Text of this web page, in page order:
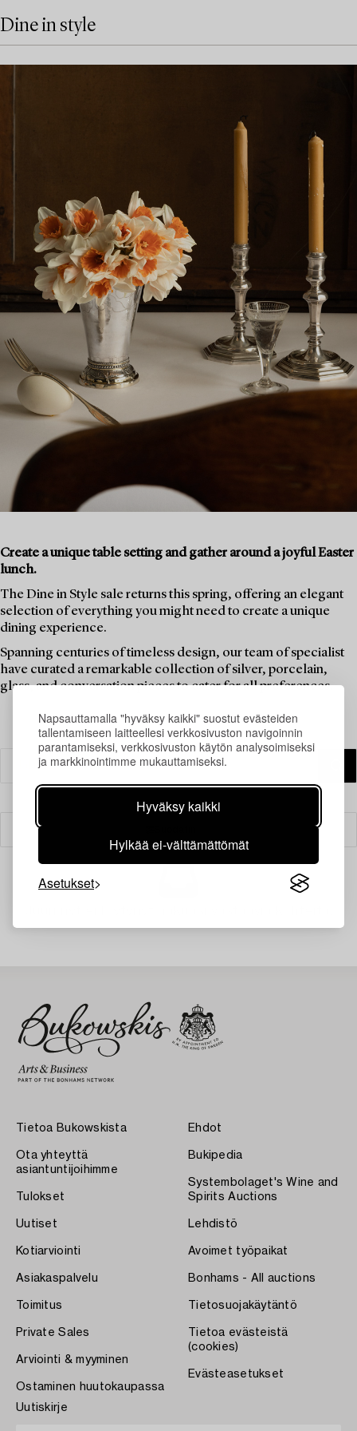
Napsauttamalla "hyväksy kaikki" suostut evästeiden
tallentamiseen laitteellesi verkkosivuston navigoinnin
parantamiseksi, verkkosivuston käytön analysoimiseksi
ja markkinointimme mukauttamiseksi.
Hyväksy kaikki
Hylkää ei-välttämättömät
Asetukset
Dine in style
Create a unique table setting and gather around a joyful Easter
lunch.
The Dine in Style sale returns this spring, offering an elegant
selection of everything you might need to create a unique
dining experience.
Spanning centuries of timeless design, our team of specialist
have curated a remarkable collection of silver, porcelain,
glass, and conversation pieces to cater for all preferences.
Tietoa Bukowskista
Ota yhteyttä
asiantuntijoihimme
Tulokset
Uutiset
Kotiarviointi
Asiakaspalvelu
Toimitus
Private Sales
Arviointi & myyminen
Ostaminen huutokaupassa
Ehdot
Bukipedia
Systembolaget's Wine and
Spirits Auctions
Lehdistö
Avoimet työpaikat
Bonhams - All auctions
Tietosuojakäytäntö
Tietoa evästeistä
(cookies)
Evästeasetukset
Uutiskirje